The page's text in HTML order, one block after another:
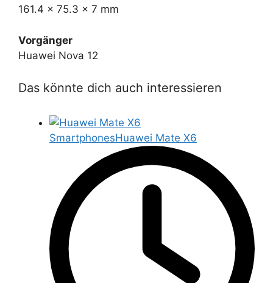
161.4 x 75.3 x 7 mm
Vorgänger
Huawei Nova 12
Das könnte dich auch interessieren
SmartphonesHuawei Mate X6